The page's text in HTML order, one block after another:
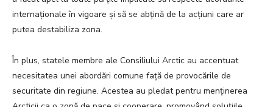
internaționale în vigoare și să se abțină de la acțiuni care ar
putea destabiliza zona.
În plus, statele membre ale Consiliului Arctic au accentuat
necesitatea unei abordări comune față de provocările de
securitate din regiune. Acestea au pledat pentru menținerea